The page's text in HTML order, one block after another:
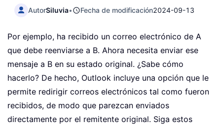
AutorSiluvia• Fecha de modificación2024-09-13
Por ejemplo, ha recibido un correo electrónico de A
que debe reenviarse a B. Ahora necesita enviar ese
mensaje a B en su estado original. ¿Sabe cómo
hacerlo? De hecho, Outlook incluye una opción que le
permite redirigir correos electrónicos tal como fueron
recibidos, de modo que parezcan enviados
directamente por el remitente original. Siga estos